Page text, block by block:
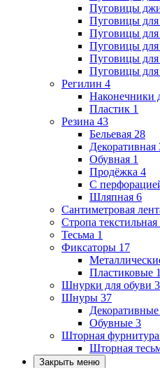
Пуговицы
Пуговицы для
Пуговицы для
Пуговицы
Пуговицы для
Пуговицы
Регилин 4
Наконечники
Пластик 1
Резина 43
Бельевая 28
Декоративная
Обувная 1
Продёжка 4
С
Шляпная 6
Сантиметровая
Стропа текстильная
Тесьма 1
Фиксаторы 17
Пластиковые
Шнурки для обуви 3
Шнуры 37
Декоративные
Обувные 3
Шторная фурнитура
Шторная
Закрыть меню